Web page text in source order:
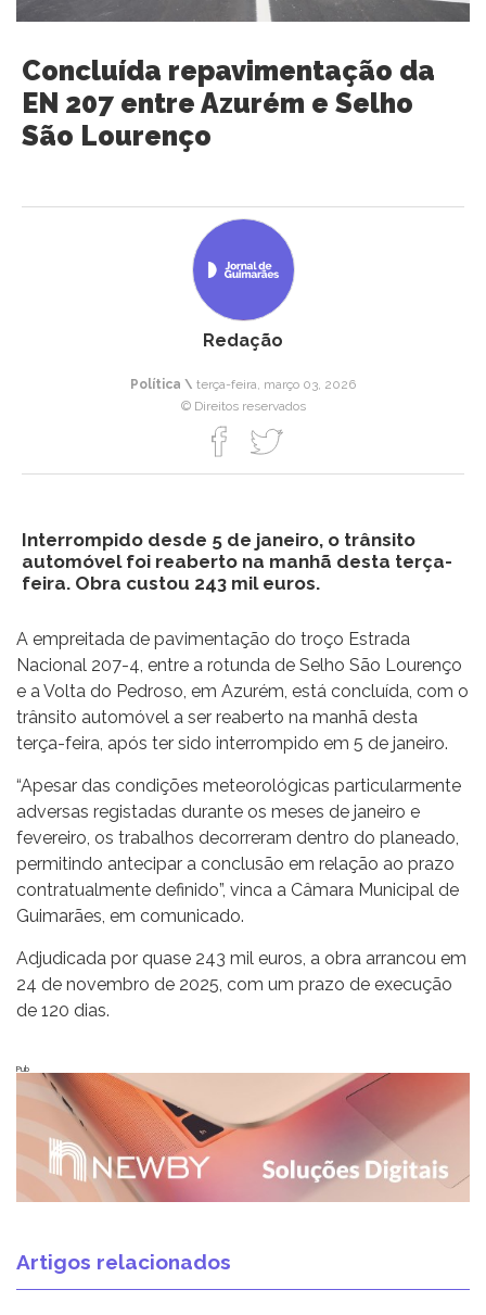
Concluída repavimentação da
EN 207 entre Azurém e Selho
São Lourenço
Redação
Política \ terça-feira, março 03, 2026
© Direitos reservados
Interrompido desde 5 de janeiro, o trânsito
automóvel foi reaberto na manhã desta terça-
feira. Obra custou 243 mil euros.
A empreitada de pavimentação do troço Estrada
Nacional 207-4, entre a rotunda de Selho São Lourenço
e a Volta do Pedroso, em Azurém, está concluída, com o
trânsito automóvel a ser reaberto na manhã desta
terça-feira, após ter sido interrompido em 5 de janeiro.
“Apesar das condições meteorológicas particularmente
adversas registadas durante os meses de janeiro e
fevereiro, os trabalhos decorreram dentro do planeado,
permitindo antecipar a conclusão em relação ao prazo
contratualmente definido”, vinca a Câmara Municipal de
Guimarães, em comunicado.
Adjudicada por quase 243 mil euros, a obra arrancou em
24 de novembro de 2025, com um prazo de execução
de 120 dias.
Pub
Artigos relacionados